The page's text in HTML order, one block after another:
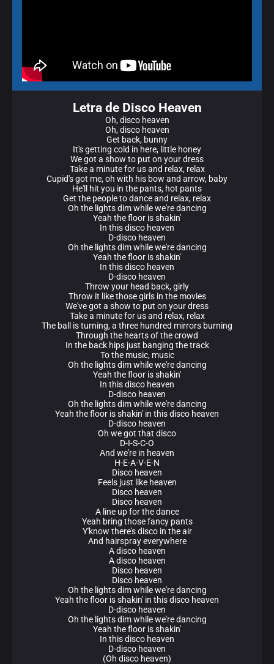
Letra de Disco Heaven
Oh, disco heaven
Oh, disco heaven
Get back, bunny
It's getting cold in here, little honey
We got a show to put on your dress
Take a minute for us and relax, relax
Cupid's got me, oh with his bow and arrow, baby
He'll hit you in the pants, hot pants
Get the people to dance and relax, relax
Oh the lights dim while we're dancing
Yeah the floor is shakin'
In this disco heaven
D-disco heaven
Oh the lights dim while we're dancing
Yeah the floor is shakin'
In this disco heaven
D-disco heaven
Throw your head back, girly
Throw it like those girls in the movies
We've got a show to put on your dress
Take a minute for us and relax, relax
The ball is turning, a three hundred mirrors burning
Through the hearts of the crowd
In the back hips just banging the track
To the music, music
Oh the lights dim while we're dancing
Yeah the floor is shakin'
In this disco heaven
D-disco heaven
Oh the lights dim while we're dancing
Yeah the floor is shakin' in this disco heaven
D-disco heaven
Oh we got that disco
D-I-S-C-O
And we're in heaven
H-E-A-V-E-N
Disco heaven
Feels just like heaven
Disco heaven
Disco heaven
A line up for the dance
Yeah bring those fancy pants
Y'know there's disco in the air
And hairspray everywhere
A disco heaven
A disco heaven
Disco heaven
Disco heaven
Oh the lights dim while we're dancing
Yeah the floor is shakin' in this disco heaven
D-disco heaven
Oh the lights dim while we're dancing
Yeah the floor is shakin'
In this disco heaven
D-disco heaven
(Oh disco heaven)